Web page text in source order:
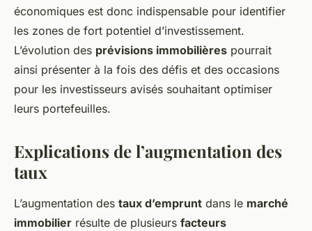
économiques est donc indispensable pour identifier
les zones de fort potentiel d’investissement.
L’évolution des prévisions immobilières pourrait
ainsi présenter à la fois des défis et des occasions
pour les investisseurs avisés souhaitant optimiser
leurs portefeuilles.
Explications de l’augmentation des
taux
L’augmentation des taux d’emprunt dans le marché
immobilier résulte de plusieurs facteurs